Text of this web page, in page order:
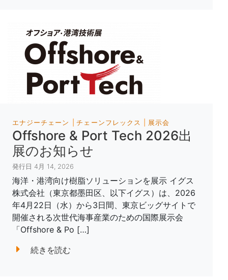
エナジーチェーン チェーンフレックス 展示会
Offshore & Port Tech 2026出
展のお知らせ
発行日 4月 14, 2026
海洋・港湾向け樹脂ソリューションを展示 イグス
株式会社（東京都墨田区、以下イグス）は、2026
年4月22日（水）から3日間、東京ビッグサイトで
開催される次世代海事産業のための国際展示会
「Offshore & Po […]
続きを読む